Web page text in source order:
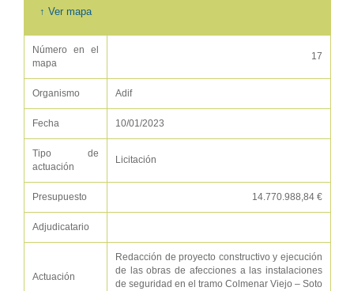
↑ Ver mapa
Número en el
mapa
17
Organismo Adif
Fecha 10/01/2023
Tipo de
actuación
Licitación
Presupuesto 14.770.988,84 €
Adjudicatario
Actuación
Redacción de proyecto constructivo y ejecución
de las obras de afecciones a las instalaciones
de seguridad en el tramo Colmenar Viejo – Soto